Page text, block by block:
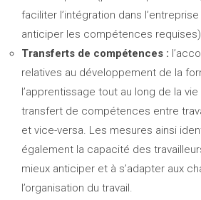
faciliter l’intégration dans
anticiper les compétences
Transferts de compétences :
relatives au développement de la
l’apprentissage tout au long de la vie
transfert de compétences entre
et vice-versa. Les mesures ainsi
également la capacité des
mieux anticiper et à s’adapter aux
l’organisation du travail.